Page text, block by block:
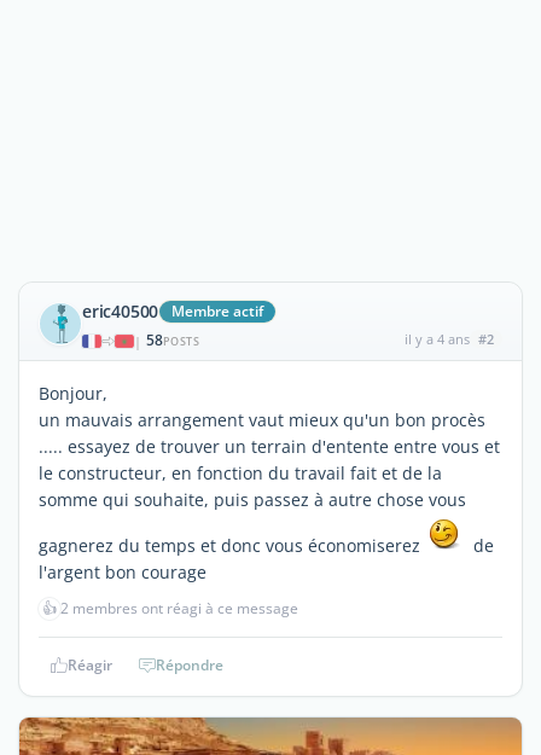
eric40500 Membre actif
| 58POSTS il y a 4 ans #2
Bonjour,
un mauvais arrangement vaut mieux qu'un bon procès
..... essayez de trouver un terrain d'entente entre vous et
le constructeur, en fonction du travail fait et de la
somme qui souhaite, puis passez à autre chose vous
gagnerez du temps et donc vous économiserez
de
l'argent bon courage
👍2 membres ont réagi à ce message
Réagir Répondre